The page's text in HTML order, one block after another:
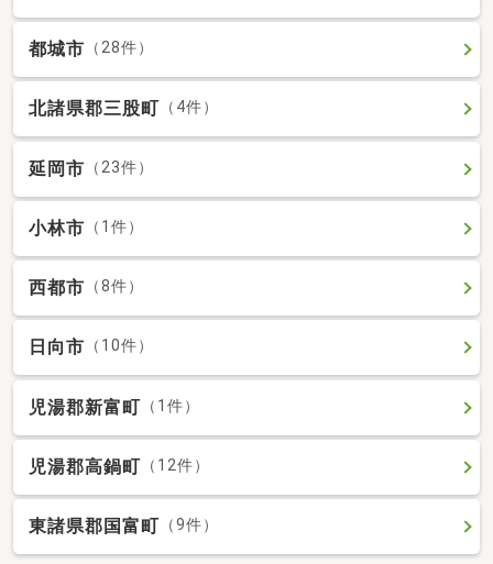
都城市 （28件）
北諸県郡三股町 （4件）
延岡市 （23件）
小林市 （1件）
西都市 （8件）
日向市 （10件）
児湯郡新富町 （1件）
児湯郡高鍋町 （12件）
東諸県郡国富町 （9件）